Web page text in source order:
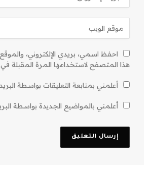
احفظ اسمي، بريدي الإلكتروني، والموقع
هذا المتصفح لاستخدامها المرة المقبلة
أعلمني بمتابعة التعليقات بواسطة البريد
أعلمني بالمواضيع الجديدة بواسطة